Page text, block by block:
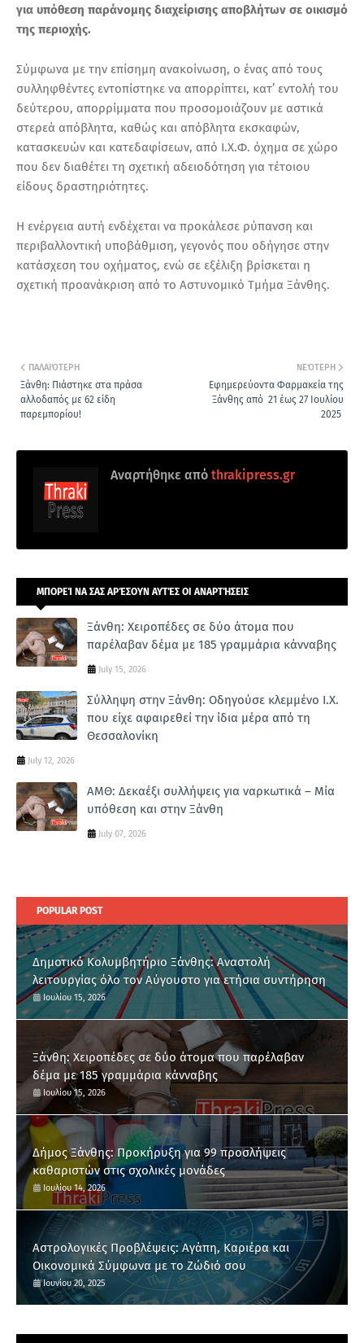
για υπόθεση παράνομης διαχείρισης αποβλήτων σε οικισμό
της περιοχής.
Σύμφωνα με την επίσημη ανακοίνωση, ο ένας από τους
συλληφθέντες εντοπίστηκε να απορρίπτει, κατ’ εντολή του
δεύτερου, απορρίμματα που προσομοιάζουν με αστικά
στερεά απόβλητα, καθώς και απόβλητα εκσκαφών,
κατασκευών και κατεδαφίσεων, από Ι.Χ.Φ. όχημα σε χώρο
που δεν διαθέτει τη σχετική αδειοδότηση για τέτοιου
είδους δραστηριότητες.
Η ενέργεια αυτή ενδέχεται να προκάλεσε ρύπανση και
περιβαλλοντική υποβάθμιση, γεγονός που οδήγησε στην
κατάσχεση του οχήματος, ενώ σε εξέλιξη βρίσκεται η
σχετική προανάκριση από το Αστυνομικό Τμήμα Ξάνθης.
ΝΕΌΤΕΡΗ
Εφημερεύοντα Φαρμακεία της
Ξάνθης από 21 έως 27 Ιουλίου
2025
ΠΑΛΑΙΌΤΕΡΗ
Ξάνθη: Πιάστηκε στα πράσα
αλλοδαπός με 62 είδη
παρεμπορίου!
Αναρτήθηκε από thrakipress.gr
ΜΠΟΡΕΊ ΝΑ ΣΑΣ ΑΡΈΣΟΥΝ ΑΥΤΈΣ ΟΙ ΑΝΑΡΤΉΣΕΙΣ
Ξάνθη: Χειροπέδες σε δύο άτομα που
παρέλαβαν δέμα με 185 γραμμάρια κάνναβης
July 15, 2026
Σύλληψη στην Ξάνθη: Οδηγούσε κλεμμένο Ι.Χ.
που είχε αφαιρεθεί την ίδια μέρα από τη
Θεσσαλονίκη
July 12, 2026
ΑΜΘ: Δεκαέξι συλλήψεις για ναρκωτικά – Μία
υπόθεση και στην Ξάνθη
July 07, 2026
POPULAR POST
Δημοτικό Κολυμβητήριο Ξάνθης: Αναστολή
λειτουργίας όλο τον Αύγουστο για ετήσια συντήρηση
Ιουλίου 15, 2026
Ξάνθη: Χειροπέδες σε δύο άτομα που παρέλαβαν
δέμα με 185 γραμμάρια κάνναβης
Ιουλίου 15, 2026
Δήμος Ξάνθης: Προκήρυξη για 99 προσλήψεις
καθαριστών στις σχολικές μονάδες
Ιουλίου 14, 2026
Αστρολογικές Προβλέψεις: Αγάπη, Καριέρα και
Οικονομικά Σύμφωνα με το Ζώδιό σου
Ιουνίου 20, 2025